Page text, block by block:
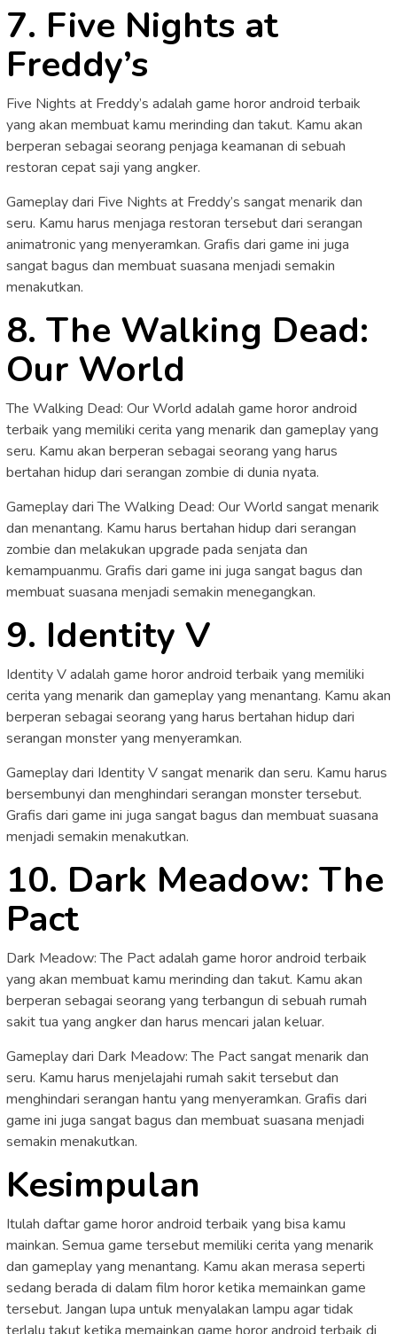
7. Five Nights at
Freddy’s
Five Nights at Freddy’s adalah game horor android terbaik
yang akan membuat kamu merinding dan takut. Kamu akan
berperan sebagai seorang penjaga keamanan di sebuah
restoran cepat saji yang angker.
Gameplay dari Five Nights at Freddy’s sangat menarik dan
seru. Kamu harus menjaga restoran tersebut dari serangan
animatronic yang menyeramkan. Grafis dari game ini juga
sangat bagus dan membuat suasana menjadi semakin
menakutkan.
8. The Walking Dead:
Our World
The Walking Dead: Our World adalah game horor android
terbaik yang memiliki cerita yang menarik dan gameplay yang
seru. Kamu akan berperan sebagai seorang yang harus
bertahan hidup dari serangan zombie di dunia nyata.
Gameplay dari The Walking Dead: Our World sangat menarik
dan menantang. Kamu harus bertahan hidup dari serangan
zombie dan melakukan upgrade pada senjata dan
kemampuanmu. Grafis dari game ini juga sangat bagus dan
membuat suasana menjadi semakin menegangkan.
9. Identity V
Identity V adalah game horor android terbaik yang memiliki
cerita yang menarik dan gameplay yang menantang. Kamu akan
berperan sebagai seorang yang harus bertahan hidup dari
serangan monster yang menyeramkan.
Gameplay dari Identity V sangat menarik dan seru. Kamu harus
bersembunyi dan menghindari serangan monster tersebut.
Grafis dari game ini juga sangat bagus dan membuat suasana
menjadi semakin menakutkan.
10. Dark Meadow: The
Pact
Dark Meadow: The Pact adalah game horor android terbaik
yang akan membuat kamu merinding dan takut. Kamu akan
berperan sebagai seorang yang terbangun di sebuah rumah
sakit tua yang angker dan harus mencari jalan keluar.
Gameplay dari Dark Meadow: The Pact sangat menarik dan
seru. Kamu harus menjelajahi rumah sakit tersebut dan
menghindari serangan hantu yang menyeramkan. Grafis dari
game ini juga sangat bagus dan membuat suasana menjadi
semakin menakutkan.
Kesimpulan
Itulah daftar game horor android terbaik yang bisa kamu
mainkan. Semua game tersebut memiliki cerita yang menarik
dan gameplay yang menantang. Kamu akan merasa seperti
sedang berada di dalam film horor ketika memainkan game
tersebut. Jangan lupa untuk menyalakan lampu agar tidak